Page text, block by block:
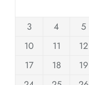
3
4 5
10
11 12
17
18 19